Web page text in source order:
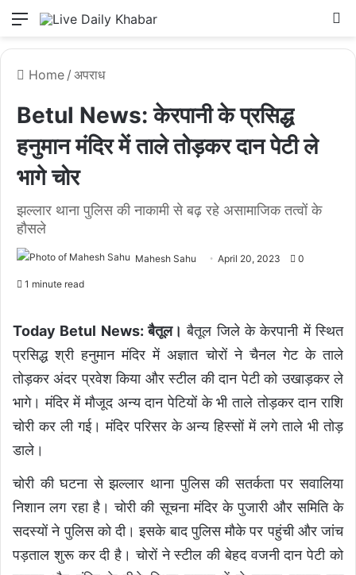
Menu
Home / अपराध
Betul News: केरपानी के प्रसिद्ध
हनुमान मंदिर में ताले तोड़कर दान पेटी ले
भागे चोर
झल्लार थाना पुलिस की नाकामी से बढ़ रहे असामाजिक तत्वों के
हौसले
Mahesh Sahu April 20, 2023 0
1 minute read
Today Betul News: बैतूल। बैतूल जिले के केरपानी में स्थित
प्रसिद्ध श्री हनुमान मंदिर में अज्ञात चोरों ने चैनल गेट के ताले
तोड़कर अंदर प्रवेश किया और स्टील की दान पेटी को उखाड़कर ले
भागे। मंदिर में मौजूद अन्य दान पेटियों के भी ताले तोड़कर दान राशि
चोरी कर ली गई। मंदिर परिसर के अन्य हिस्सों में लगे ताले भी तोड़
डाले।
चोरी की घटना से झल्लार थाना पुलिस की सतर्कता पर सवालिया
निशान लग रहा है। चोरी की सूचना मंदिर के पुजारी और समिति के
सदस्यों ने पुलिस को दी। इसके बाद पुलिस मौके पर पहुंची और जांच
पड़ताल शुरू कर दी है। चोरों ने स्टील की बेहद वजनी दान पेटी को